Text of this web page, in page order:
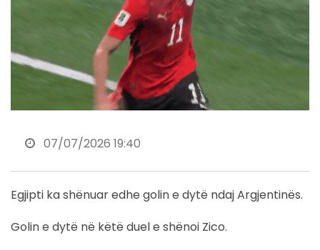
07/07/2026 19:40
Egjipti ka shënuar edhe golin e dytë ndaj Argjentinës.
Golin e dytë në këtë duel e shënoi Zico.